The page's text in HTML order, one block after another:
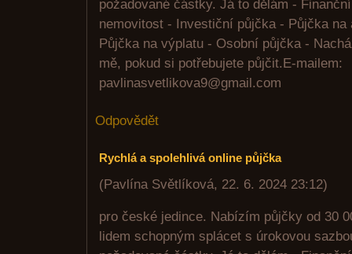
požadované částky. Já to dělám -
nemovitost - Investiční půjčka - Půjčka na
Půjčka na výplatu - Osobní půjčka -
mě, pokud si potřebujete půjčit.E-mailem:
pavlinasvetlikova9@gmail.com
Odpovědět
Rychlá a spolehlivá online půjčka
(Pavlína Světlíková, 22. 6. 2024 23:12)
pro české jedince. Nabízím půjčky od 30
lidem schopným splácet s úrokovou